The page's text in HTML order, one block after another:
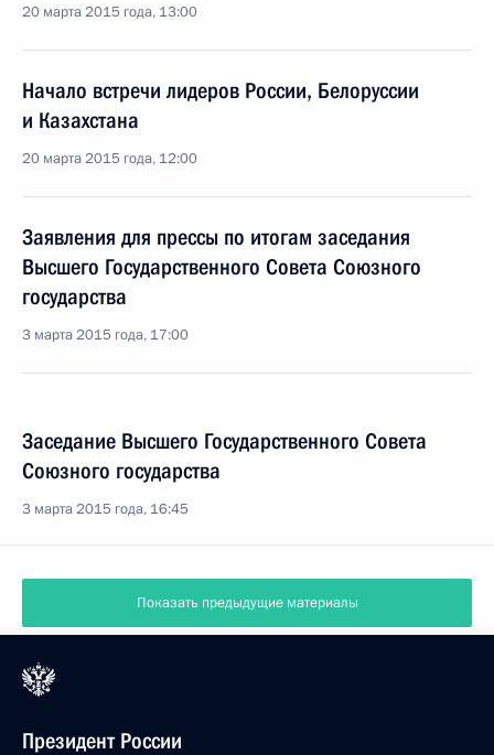
20 марта 2015 года, 13:00
Начало встречи лидеров России, Белоруссии
и Казахстана
20 марта 2015 года, 12:00
Заявления для прессы по итогам заседания
Высшего Государственного Совета Союзного
государства
3 марта 2015 года, 17:00
Заседание Высшего Государственного Совета
Союзного государства
3 марта 2015 года, 16:45
Показать предыдущие материалы
Президент России